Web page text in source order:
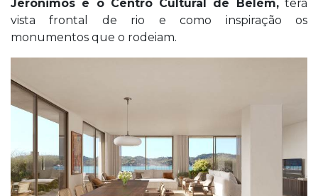
Jerónimos e o Centro Cultural de Belém,terá
vista frontal de rio e como inspiração os
monumentos que o rodeiam.